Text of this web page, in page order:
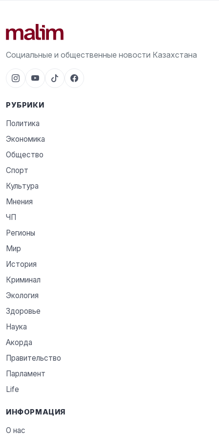
Социальные и общественные новости Казахстана
РУБРИКИ
Политика
Экономика
Общество
Спорт
Культура
Мнения
ЧП
Регионы
Мир
История
Криминал
Экология
Здоровье
Наука
Акорда
Правительство
Парламент
Life
ИНФОРМАЦИЯ
О нас